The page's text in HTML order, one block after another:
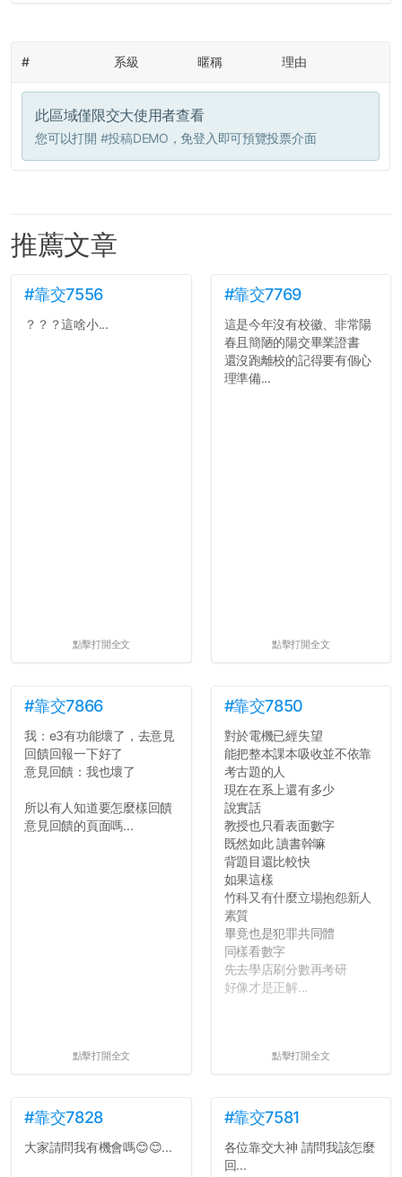
# 系級 暱稱 理由
此區域僅限交大使用者查看
您可以打開 #投稿DEMO ，免登入即可預覽投票介面
推薦文章
#靠交7556
？？？這啥小...
點擊打開全文
#靠交7769
這是今年沒有校徽、非常陽
春且簡陋的陽交畢業證書
還沒跑離校的記得要有個心
理準備...
點擊打開全文
#靠交7866
我：e3有功能壞了，去意見
回饋回報一下好了
意見回饋：我也壞了
所以有人知道要怎麼樣回饋
意見回饋的頁面嗎...
點擊打開全文
#靠交7850
對於電機已經失望
能把整本課本吸收並不依靠
考古題的人
現在在系上還有多少
說實話
教授也只看表面數字
既然如此 讀書幹嘛
背題目還比較快
如果這樣
竹科又有什麼立場抱怨新人
素質
畢竟也是犯罪共同體
同樣看數字
先去學店刷分數再考研
好像才是正解...
點擊打開全文
#靠交7828
大家請問我有機會嗎😊😊...
#靠交7581
各位靠交大神 請問我該怎麼
回...